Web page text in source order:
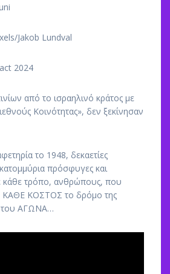
Jakob Lundval
2024
από το ισραηλινό κράτος με
Κοινότητας», δεν ξεκίνησαν
το 1948, δεκαετίες
πρόσφυγες και
κάθε τρόπο, ανθρώπους, που
ΚΑΘΕ ΚΟΣΤΟΣ το δρόμο της
του ΑΓΩΝΑ…